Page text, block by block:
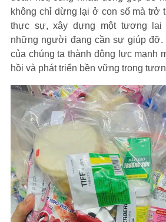
không chỉ dừng lại ở con số mà trở
thực sự, xây dựng một tương
những người đang cần sự giúp đỡ.
của chúng ta thành động lực mạnh
hồi và phát triển bền vững trong